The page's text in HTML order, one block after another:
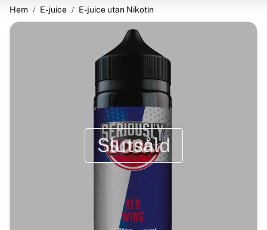
Hem E-juice E-juice utan Nikotin
Slutsåld